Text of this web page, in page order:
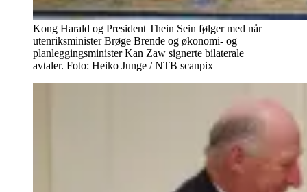
Kong Harald og President Thein Sein følger med når
utenriksminister Brøge Brende og økonomi- og
planleggingsminister Kan Zaw signerte bilaterale
avtaler. Foto: Heiko Junge / NTB scanpix